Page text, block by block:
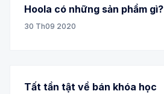
Hoola có những sản phẩm gì?
30 Th09 2020
Tất tần tật về bán khóa học